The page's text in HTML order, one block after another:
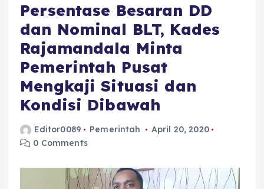
Persentase Besaran DD
dan Nominal BLT, Kades
Rajamandala Minta
Pemerintah Pusat
Mengkaji Situasi dan
Kondisi Dibawah
Editor0089 Pemerintah
April 20, 2020
0 Comments